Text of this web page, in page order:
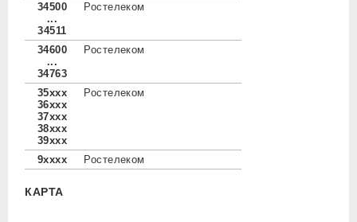
34500
...
34511
Ростелеком
34600
...
34763
Ростелеком
35xxx
36xxx
37xxx
38xxx
39xxx
Ростелеком
9xxxx Ростелеком
КАРТА